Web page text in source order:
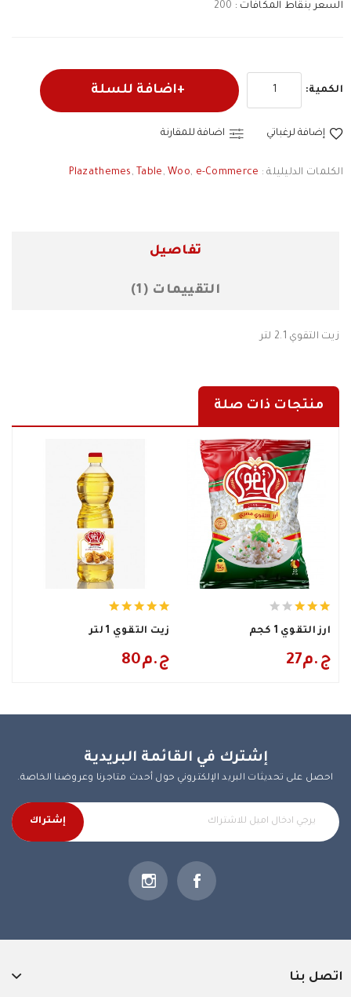
السعر بنقاط المكافآت : 200
الكمية: اضافة للسلة
إضافة لرغباتي اضافة للمقارنة
الكلمات الدليليلة : Plazathemes , Table , Woo, e-Commerce
تفاصيل
التقييمات (1)
زيت التقوي 2.1 لتر
منتجات ذات صلة
زيت التقوي 1 لتر
80ج.م
ارز التقوي 1 كجم
27ج.م
إشترك في القائمة البريدية
احصل على تحديثات البريد الإلكتروني حول أحدث متاجرنا وعروضنا الخاصة.
إشتراك
اتصل بنا